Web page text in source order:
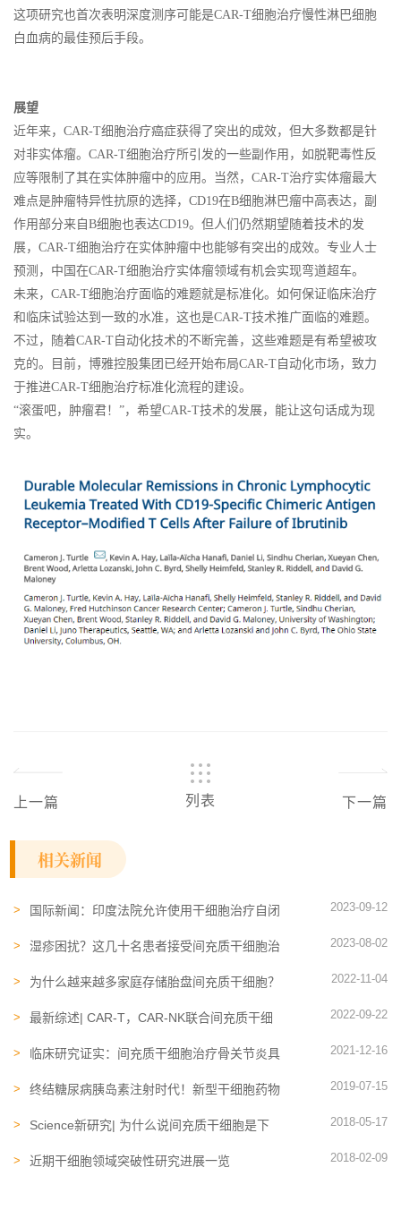
这项研究也首次表明深度测序可能是CAR-T细胞治疗慢性淋巴细胞
白血病的最佳预后手段。
展望
近年来，CAR-T细胞治疗癌症获得了突出的成效，但大多数都是针
对非实体瘤。CAR-T细胞治疗所引发的一些副作用，如脱靶毒性反
应等限制了其在实体肿瘤中的应用。当然，CAR-T治疗实体瘤最大
难点是肿瘤特异性抗原的选择，CD19在B细胞淋巴瘤中高表达，副
作用部分来自B细胞也表达CD19。但人们仍然期望随着技术的发
展，CAR-T细胞治疗在实体肿瘤中也能够有突出的成效。专业人士
预测，中国在CAR-T细胞治疗实体瘤领域有机会实现弯道超车。
未来，CAR-T细胞治疗面临的难题就是标准化。如何保证临床治疗
和临床试验达到一致的水准，这也是CAR-T技术推广面临的难题。
不过，随着CAR-T自动化技术的不断完善，这些难题是有希望被攻
克的。目前，博雅控股集团已经开始布局CAR-T自动化市场，致力
于推进CAR-T细胞治疗标准化流程的建设。
“滚蛋吧，肿瘤君！”，希望CAR-T技术的发展，能让这句话成为现
实。
上一篇 列表 下一篇
相关新闻
国际新闻：印度法院允许使用干细胞治疗自闭
2023-09-12
湿疹困扰？这几十名患者接受间充质干细胞治
2023-08-02
为什么越来越多家庭存储胎盘间充质干细胞？
2022-11-04
最新综述| CAR-T，CAR-NK联合间充质干细
2022-09-22
临床研究证实：间充质干细胞治疗骨关节炎具
2021-12-16
终结糖尿病胰岛素注射时代！新型干细胞药物
2019-07-15
Science新研究| 为什么说间充质干细胞是下
2018-05-17
近期干细胞领域突破性研究进展一览 2018-02-09